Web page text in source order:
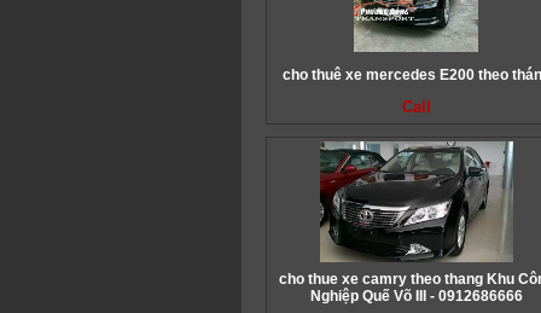
cho thuê xe mercedes E200 theo
Call
cho thue xe camry theo thang Khu
Nghiệp Quế Võ III - 0912686666